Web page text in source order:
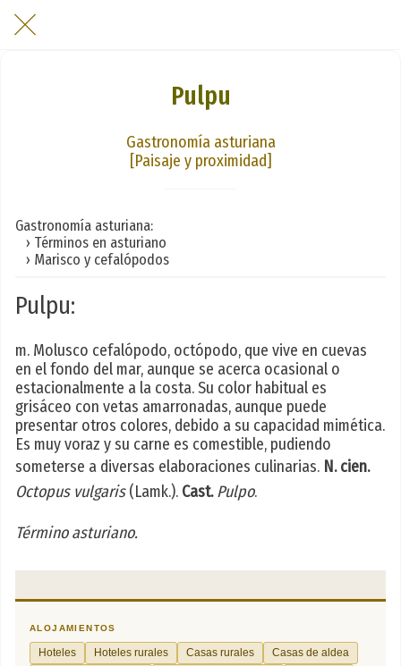
Pulpu
Gastronomía asturiana
[Paisaje y proximidad]
Gastronomía asturiana:
› Términos en asturiano
› Marisco y cefalópodos
Pulpu:
m. Molusco cefalópodo, octópodo, que vive en cuevas
en el fondo del mar, aunque se acerca ocasional o
estacionalmente a la costa. Su color habitual es
grisáceo con vetas amarronadas, aunque puede
presentar otros colores, debido a su capacidad mimética.
Es muy voraz y su carne es comestible, pudiendo
someterse a diversas elaboraciones culinarias. N. cien.
Octopus vulgaris(Lamk.). Cast. Pulpo.
Término asturiano.